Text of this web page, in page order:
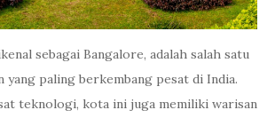
sebagai Bangalore, adalah salah satu
paling berkembang pesat di India.
teknologi, kota ini juga memiliki warisan